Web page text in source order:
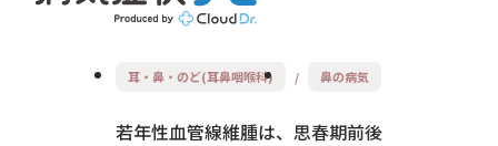
耳・鼻・のど(耳鼻咽喉科) 鼻の病気
若年性血管線維腫は、思春期前後